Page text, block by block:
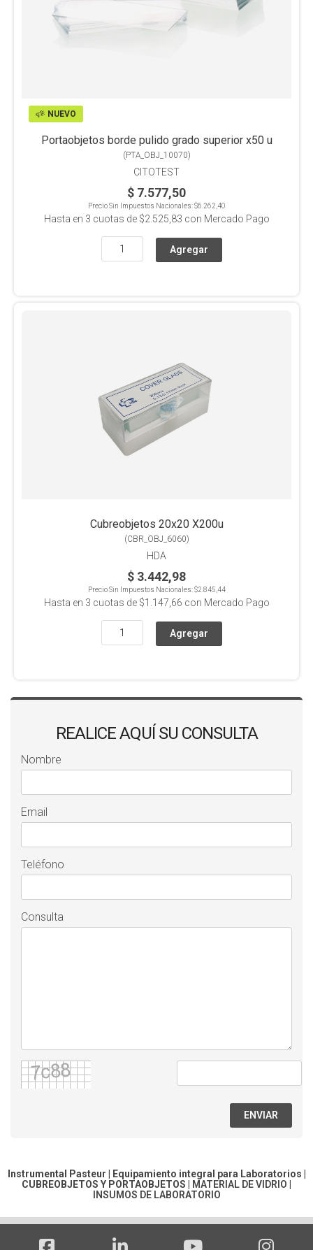
NUEVO
Portaobjetos borde pulido grado superior x50 u
(PTA_OBJ_10070)
CITOTEST
$ 7.577,50
Precio Sin Impuestos Nacionales:$6.262,40
Hasta en 3 cuotas de $2.525,83 con Mercado Pago
Cubreobjetos 20x20 X200u
(CBR_OBJ_6060)
HDA
$ 3.442,98
Precio Sin Impuestos Nacionales:$2.845,44
Hasta en 3 cuotas de $1.147,66 con Mercado Pago
REALICE AQUÍ SU CONSULTA
Nombre
Email
Teléfono
Consulta
ENVIAR
Instrumental Pasteur | Equipamiento integral para Laboratorios |
CUBREOBJETOS Y PORTAOBJETOS
MATERIAL DE VIDRIO
INSUMOS DE LABORATORIO